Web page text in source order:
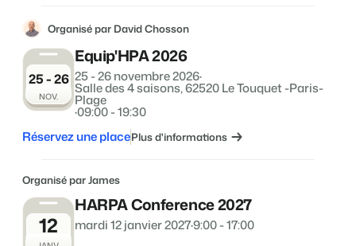
Organisé par David Chosson
25 - 26
NOV.
Equip'HPA 2026
25 - 26 novembre 2026·
Salle des 4 saisons, 62520 Le Touquet -Paris-
Plage
·09:00 - 19:30
Réservez une placePlus d'informations
Organisé par James
12
HARPA Conference 2027
mardi 12 janvier 2027·9:00 - 17:00